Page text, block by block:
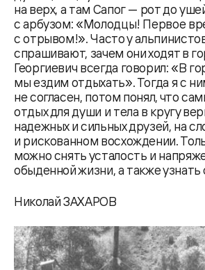
на верх, а там Сапог — рот до
с арбузом: «Молодцы! Первое
с отрывом!». Часто у
спрашивают, зачем они ходят в
Георгиевич всегда говорил: «В
мы ездим отдыхать». Тогда я с
не согласен, потом понял, что
отдых для души и тела в кругу
надежных и сильных друзей, на
и рискованном восхождении.
можно снять усталость и
обыденной жизни, а также узнать
Николай ЗАХАРОВ